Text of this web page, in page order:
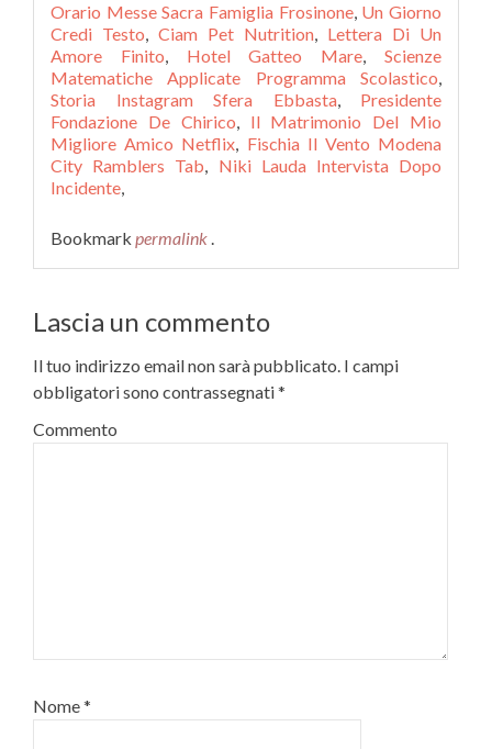
Orario Messe Sacra Famiglia Frosinone, Un Giorno
Credi Testo, Ciam Pet Nutrition, Lettera Di Un
Amore Finito, Hotel Gatteo Mare,Scienze
Matematiche Applicate Programma Scolastico,
Storia Instagram Sfera Ebbasta, Presidente
Fondazione De Chirico, Il Matrimonio Del Mio
Migliore Amico Netflix, Fischia Il Vento Modena
City Ramblers Tab, Niki Lauda Intervista Dopo
Incidente,
Bookmark permalink .
Lascia un commento
Il tuo indirizzo email non sarà pubblicato. I campi
obbligatori sono contrassegnati*
Commento
Nome*